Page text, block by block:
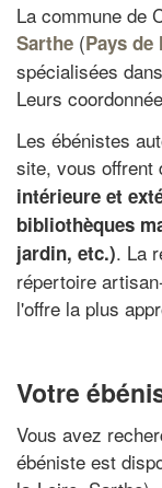
La commune de
Sarthe (Pays de
spécialisées
Leurs
Les ébénistes
site, vous
intérieure et
bibliothèques
jardin, etc.). La
répertoire
l'offre la plus
Votre
Vous avez
ébéniste est